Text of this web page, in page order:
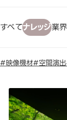
すべてナレッジ業界
#映像機材#空間演出
イマーシブとは